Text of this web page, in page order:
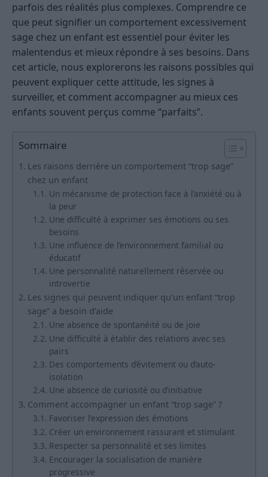
parfois des réalités plus complexes. Comprendre ce
que peut signifier un comportement excessivement
sage chez un enfant est essentiel pour éviter les
malentendus et mieux répondre à ses besoins. Dans
cet article, nous explorerons les raisons possibles qui
peuvent expliquer cette attitude, les signes à
surveiller, et comment accompagner au mieux ces
enfants souvent perçus comme “parfaits”.
Sommaire
Les raisons derrière un comportement “trop sage”
chez un enfant
Un mécanisme de protection face à l’anxiété ou à
la peur
Une difficulté à exprimer ses émotions ou ses
besoins
Une influence de l’environnement familial ou
éducatif
Une personnalité naturellement réservée ou
introvertie
Les signes qui peuvent indiquer qu’un enfant “trop
sage” a besoin d’aide
Une absence de spontanéité ou de joie
Une difficulté à établir des relations avec ses
pairs
Des comportements d’évitement ou d’auto-
isolation
Une absence de curiosité ou d’initiative
Comment accompagner un enfant “trop sage” ?
Favoriser l’expression des émotions
Créer un environnement rassurant et stimulant
Respecter sa personnalité et ses limites
Encourager la socialisation de manière
progressive